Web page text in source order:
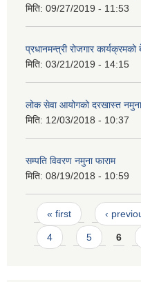
मिति: 09/27/2019 - 11:53
प्रधानमन्त्री रोजगार
मिति: 03/21/2019 - 14:15
लोक सेवा आयोगको दरखास्त
मिति: 12/03/2018 - 10:37
सम्पति विवरण नमुना फाराम
मिति: 08/19/2018 - 10:59
Pages
« first ‹
4 5 6